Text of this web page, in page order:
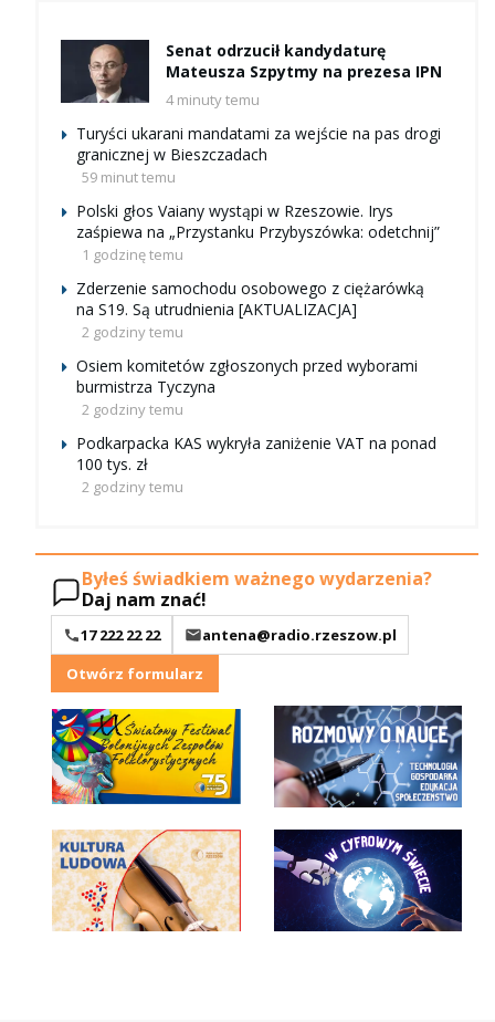
Senat odrzucił kandydaturę
Mateusza Szpytmy na prezesa IPN
4 minuty temu
Turyści ukarani mandatami za wejście na pas drogi
granicznej w Bieszczadach
59 minut temu
Polski głos Vaiany wystąpi w Rzeszowie. Irys
zaśpiewa na „Przystanku Przybyszówka: odetchnij”
1 godzinę temu
Zderzenie samochodu osobowego z ciężarówką
na S19. Są utrudnienia [AKTUALIZACJA]
2 godziny temu
Osiem komitetów zgłoszonych przed wyborami
burmistrza Tyczyna
2 godziny temu
Podkarpacka KAS wykryła zaniżenie VAT na ponad
100 tys. zł
2 godziny temu
Byłeś świadkiem ważnego wydarzenia?
Daj nam znać!
17 222 22 22
antena@radio.rzeszow.pl
Otwórz formularz